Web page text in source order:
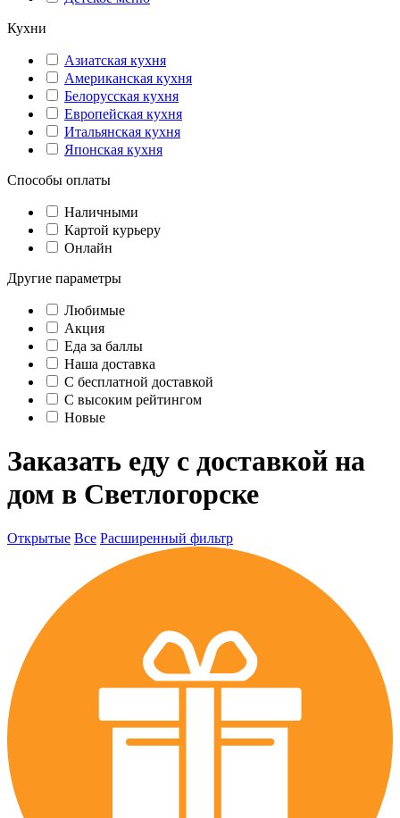
Кухни
Азиатская кухня
Американская кухня
Белорусская кухня
Европейская кухня
Итальянская кухня
Японская кухня
Способы оплаты
Наличными
Картой курьеру
Онлайн
Другие параметры
Любимые
Акция
Еда за баллы
Наша доставка
C бесплатной доставкой
С высоким рейтингом
Новые
Заказать еду с доставкой на
дом в Светлогорске
Открытые Все Расширенный фильтр